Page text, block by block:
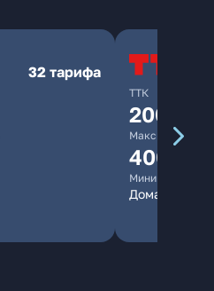
32 тарифа
ТТК
200
Максимальная
400
Минимальная
Домашний